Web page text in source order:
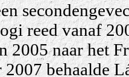
reed vanaf
2005 naar het
2007 behaalde